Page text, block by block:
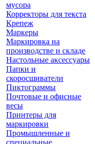
мусора
Корректоры для текста
Крепеж
Маркеры
Маркировка на
производстве и складе
Настольные аксессуары
Папки и
скоросшиватели
Пиктограммы
Почтовые и офисные
весы
Принтеры для
маркировки
Промышленные и
специальные